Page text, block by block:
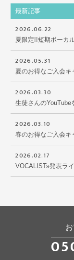
最新記事
2026.06.22
夏限定!!短期ボーカ
2026.05.31
夏のお得なご入会キ
2026.03.30
生徒さんのYouTube
2026.03.10
春のお得なご入会キ
2026.02.17
VOCALISTs発表ラ